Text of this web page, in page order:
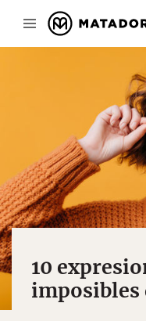
10
imposibles